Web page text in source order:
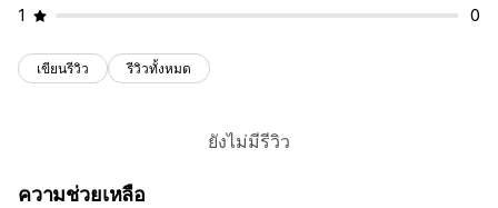
1 0
เขียนรีวิว รีวิวทั้งหมด
ยังไม่มีรีวิว
ความช่วยเหลือ